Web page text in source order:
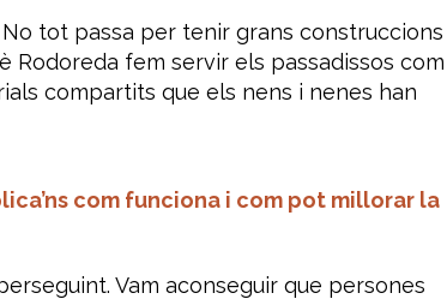
tot passa per tenir grans construccions
Rodoreda fem servir els passadissos com
compartits que els nens i nenes han
com funciona i com pot millorar la
Vam aconseguir que persones